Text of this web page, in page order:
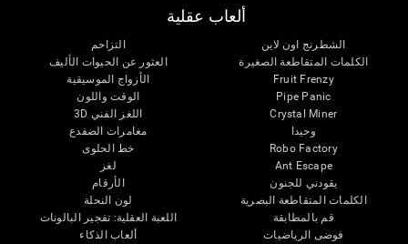
ألعاب عقلية
الشطرنج اون لاين
الكلمات المتقاطعة الصغيرة
Fruit Frenzy
Pipe Panic
Crystal Miner
وحيدا
Robo Factory
Ant Escape
يقودني للجنون
الكلمات المتقاطعة البصرية
قم بالمطابقة
فوضى الرياضيات
التزاحم
العثور عن الحيوات الأليف
الأزواج الموسيقية
الوقت واللون
اللغز الفني 3D
مغامرات الضفدع
خط الحلوى
لغز
الأرقام
لون النحلة
اللعبة العقلية: تفجير البالونات
ألعاب الذكاء